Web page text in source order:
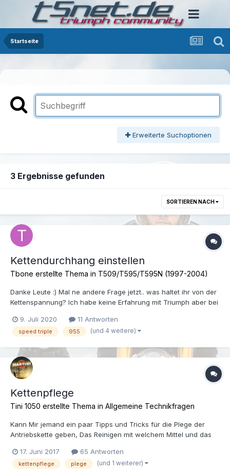
Startseite
Erweiterte Suchoptionen
3 Ergebnisse gefunden
SORTIEREN NACH
Kettendurchhang einstellen
Tbone erstellte Thema in T509/T595/T595N (1997-2004)
Danke Leute :) Mal ne andere Frage jetzt.. was haltet ihr von der
Kettenspannung? Ich habe keine Erfahrung mit Triumph aber bei
XiaoYing_Video_1594320273585.mp4
9. Juli 2020 11 Antworten
speed triple 955 (und 4 weitere)
Kettenpflege
Tini 1050 erstellte Thema in Allgemeine Technikfragen
Kann Mir jemand ein paar Tipps und Tricks für die Plege der
Antriebskette geben, Das Reinigen mit welchem Mittel und das
17. Juni 2017
65 Antworten
kettenpflege plege (und 1 weiterer)